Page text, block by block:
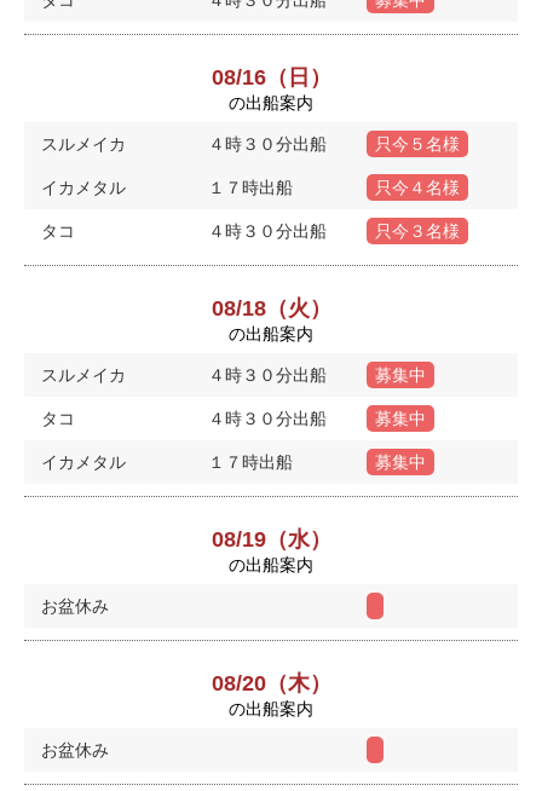
08/16（日）
の出船案内
スルメイカ ４時３０分出船 只今５名様
イカメタル １７時出船 只今４名様
タコ ４時３０分出船 只今３名様
08/18（火）
の出船案内
スルメイカ ４時３０分出船 募集中
タコ ４時３０分出船 募集中
イカメタル １７時出船 募集中
08/19（水）
の出船案内
お盆休み
08/20（木）
の出船案内
お盆休み